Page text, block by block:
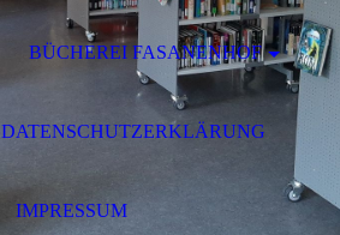
BÜCHEREI FASANENHOF
DATENSCHUTZERKLÄRUNG
IMPRESSUM